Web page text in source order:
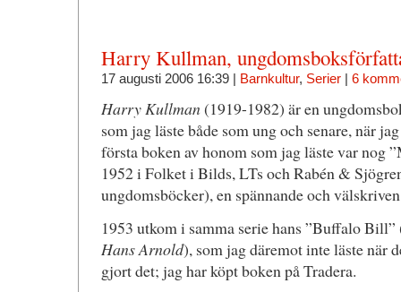
Harry Kullman,
17 augusti 2006 16:39 | Barnkultur, Serier| 6
Harry Kullman(1919-1982) är en
som jag läste både som ung och senare, när
första boken av honom som jag läste var nog
1952 i Folket i Bilds, LTs och Rabén &
ungdomsböcker), en spännande och
1953 utkom i samma serie hans ”Buffalo
Hans Arnold), som jag däremot inte läste när
gjort det; jag har köpt boken på Tradera.